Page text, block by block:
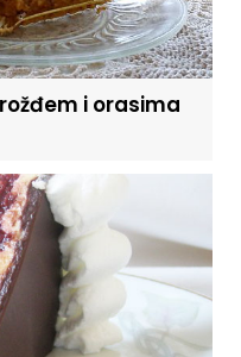
i orasima